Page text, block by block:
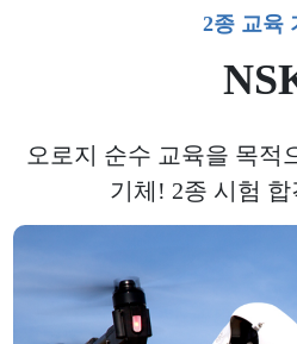
2종 교육
오로지 순수 교육을 목적
기체! 2종 시험